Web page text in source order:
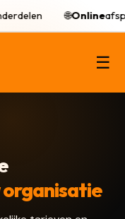
🌐Online
☰